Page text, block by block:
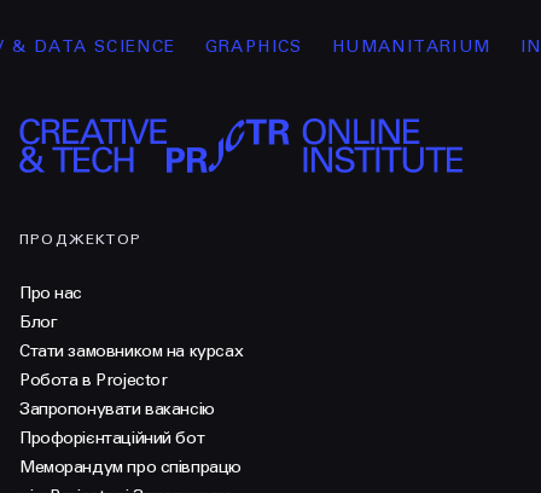
SCIENCE GRAPHICS HUMANITARIUM
ПРОДЖЕКТОР
Про нас
Блог
Стати замовником на курсах
Робота в Projector
Запропонувати вакансію
Профорієнтаційний бот
Меморандум про співпрацю